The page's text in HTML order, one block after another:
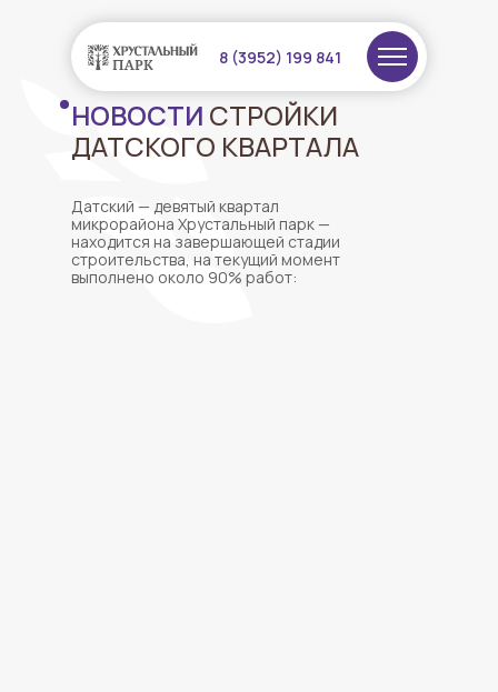
8 (3952) 199 841
НОВОСТИ СТРОЙКИ
ДАТСКОГО КВАРТАЛА
Датский — девятый квартал
микрорайона Хрустальный парк —
находится на завершающей стадии
строительства, на текущий момент
выполнено около 90% работ: